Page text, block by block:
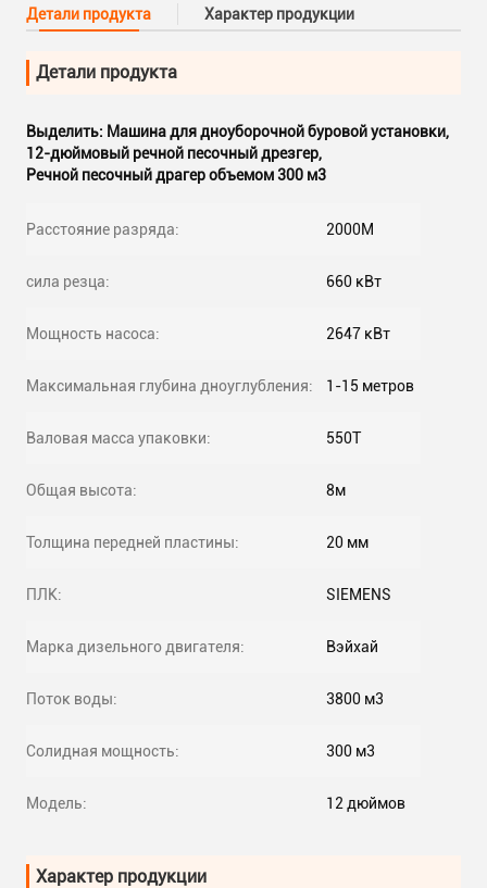
Детали продукта Характер продукции
Детали продукта
Выделить: Машина для дноуборочной буровой установки,
12-дюймовый речной песочный дрезгер,
Речной песочный драгер объемом 300 м3
Расстояние разряда: 2000M
сила резца: 660 кВт
Мощность насоса: 2647 кВт
Максимальная глубина дноуглубления: 1-15 метров
Валовая масса упаковки: 550T
Общая высота: 8м
Толщина передней пластины: 20 мм
ПЛК: SIEMENS
Марка дизельного двигателя: Вэйхай
Поток воды: 3800 м3
Солидная мощность: 300 м3
Модель: 12 дюймов
Характер продукции